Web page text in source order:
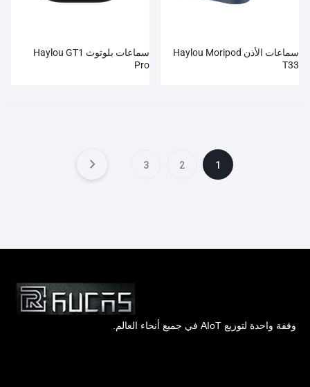
سماعات الأذن Haylou Moripod
T33
سماعات بلوتوث Haylou GT1
Pro
1
2
3
وقفة واحدة لتوزيع AIoT في جميع أنحاء العالم.